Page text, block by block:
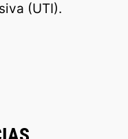
(UTI).